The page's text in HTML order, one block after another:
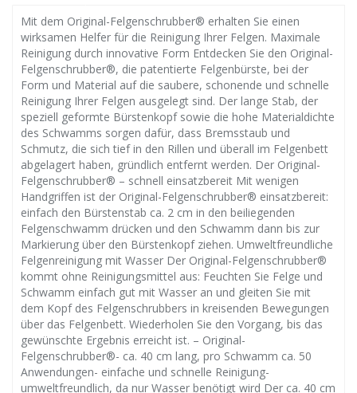
Mit dem Original-Felgenschrubber® erhalten Sie einen
wirksamen Helfer für die Reinigung Ihrer Felgen. Maximale
Reinigung durch innovative Form Entdecken Sie den Original-
Felgenschrubber®, die patentierte Felgenbürste, bei der
Form und Material auf die saubere, schonende und schnelle
Reinigung Ihrer Felgen ausgelegt sind. Der lange Stab, der
speziell geformte Bürstenkopf sowie die hohe Materialdichte
des Schwamms sorgen dafür, dass Bremsstaub und
Schmutz, die sich tief in den Rillen und überall im Felgenbett
abgelagert haben, gründlich entfernt werden. Der Original-
Felgenschrubber® – schnell einsatzbereit Mit wenigen
Handgriffen ist der Original-Felgenschrubber® einsatzbereit:
einfach den Bürstenstab ca. 2 cm in den beiliegenden
Felgenschwamm drücken und den Schwamm dann bis zur
Markierung über den Bürstenkopf ziehen. Umweltfreundliche
Felgenreinigung mit Wasser Der Original-Felgenschrubber®
kommt ohne Reinigungsmittel aus: Feuchten Sie Felge und
Schwamm einfach gut mit Wasser an und gleiten Sie mit
dem Kopf des Felgenschrubbers in kreisenden Bewegungen
über das Felgenbett. Wiederholen Sie den Vorgang, bis das
gewünschte Ergebnis erreicht ist. – Original-
Felgenschrubber®- ca. 40 cm lang, pro Schwamm ca. 50
Anwendungen- einfache und schnelle Reinigung-
umweltfreundlich, da nur Wasser benötigt wird Der ca. 40 cm